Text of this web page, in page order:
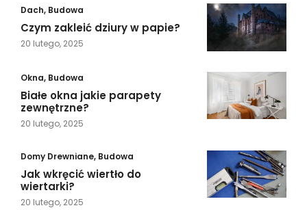
Dach, Budowa
Czym zakleić dziury w papie?
20 lutego, 2025
Okna, Budowa
Białe okna jakie parapety
zewnętrzne?
20 lutego, 2025
Domy Drewniane, Budowa
Jak wkręcić wiertło do
wiertarki?
20 lutego, 2025